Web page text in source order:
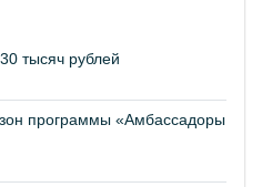
тысяч рублей
программы «Амбассадоры